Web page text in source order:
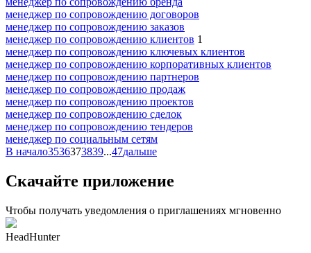
менеджер по сопровождению договоров
менеджер по сопровождению заказов
менеджер по сопровождению клиентов 1
менеджер по сопровождению ключевых клиентов
менеджер по сопровождению корпоративных клиентов
менеджер по сопровождению партнеров
менеджер по сопровождению продаж
менеджер по сопровождению проектов
менеджер по сопровождению сделок
менеджер по сопровождению тендеров
менеджер по социальным сетям
В начало3536373839...47дальше
Скачайте приложение
Чтобы получать уведомления о приглашениях мгновенно
HeadHunter